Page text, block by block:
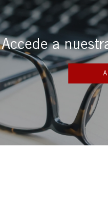
Accede a